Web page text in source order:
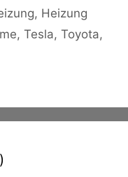
, Heizung
, Tesla, Toyota,